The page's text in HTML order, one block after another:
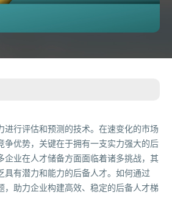
进行评估和预测的技术。在速变化的市场
争优势，关键在于拥有一支实力强大的后
企业在人才储备方面面临着诸多挑战，其
具有潜力和能力的后备人才。如何通过
，助力企业构建高效、稳定的后备人才梯